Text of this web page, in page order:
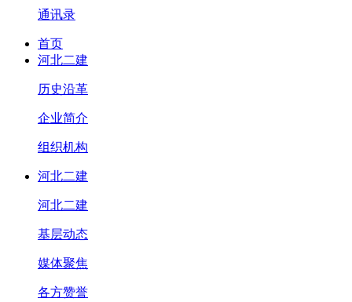
通讯录
首页
河北二建
历史沿革
企业简介
组织机构
河北二建
河北二建
基层动态
媒体聚焦
各方赞誉